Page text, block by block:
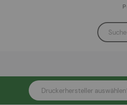
Druckerhersteller